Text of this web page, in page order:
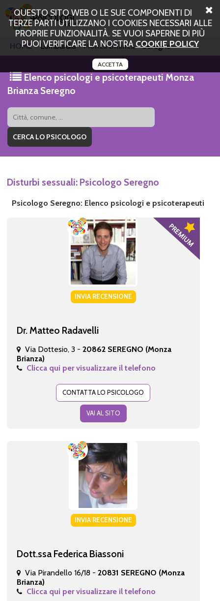
QUESTO SITO WEB O LE SUE COMPONENTI DI
TERZE PARTI UTILIZZANO I COOKIES NECESSARI ALLE
PROPRIE FUNZIONALITÀ. SE VUOI SAPERNE DI PIÙ
PUOI VERIFICARE LA NOSTRACOOKIE POLICY
ACCETTA
HOME Lombardia Monza Brianza Seregno
Elenco psicologi e psicoterapeuti Monza
Brianza Seregno
Disturbi sessuali: Psicologo Seregno
Psicologo Seregno: Elenco psicologi e psicoterapeuti
INVIA RECENSIONE
Dr. Matteo Radavelli
Via Dottesio, 3 - 20862 SEREGNO (Monza
Brianza)
Clicca qui per visualizzare il telefono
CONTATTA LO PSICOLOGO
VAI AL SITO
INVIA RECENSIONE
Dott.ssa Federica Biassoni
Via Pirandello 16/18 - 20831 SEREGNO (Monza
Brianza)
Clicca qui per visualizzare il telefono